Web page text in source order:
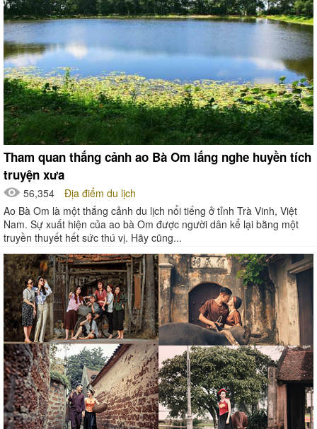
Tham quan thắng cảnh ao Bà Om lắng nghe huyền tích
truyện xưa
56,354
Địa điểm du lịch
Ao Bà Om là một thắng cảnh du lịch nổi tiếng ở tỉnh Trà Vinh, Việt
Nam. Sự xuất hiện của ao bà Om được người dân kể lại bằng một
truyền thuyết hết sức thú vị. Hãy cũng...